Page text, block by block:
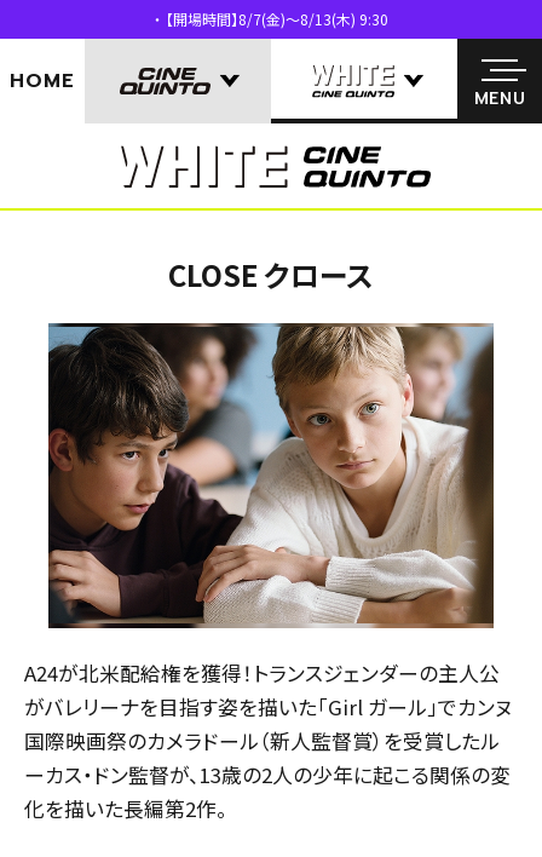
【開場時間】8/7(金)～8/13(木) 9:30
HOME
MENU
MENU
CLOSE クロース
A24が北米配給権を獲得！トランスジェンダーの主人公
がバレリーナを目指す姿を描いた「Girl ガール」でカンヌ
国際映画祭のカメラドール（新人監督賞）を受賞したル
ーカス・ドン監督が、13歳の2人の少年に起こる関係の変
化を描いた長編第2作。